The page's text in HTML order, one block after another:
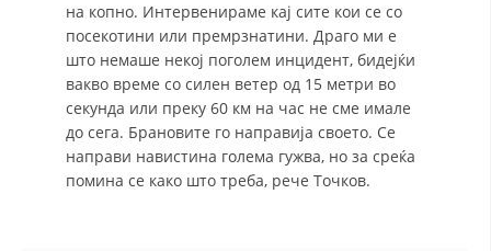
ЗА НАС
ДЕЈСТВУВАЊЕ
на копно. Интервенираме кај сите кои се со
посекотини или премрзнатини. Драго ми е
што немаше некој поголем инцидент, бидејќи
вакво време со силен ветер од 15 метри во
секунда или преку 60 км на час не сме имале
до сега. Брановите го направија своето. Се
направи навистина голема гужва, но за среќа
помина се како што треба, рече Точков.